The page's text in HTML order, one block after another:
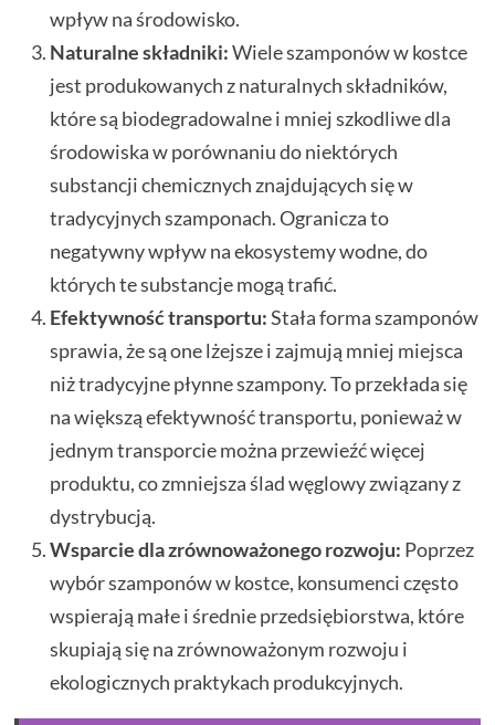
wpływ na środowisko.
Naturalne składniki:Wiele szamponów w kostce
jest produkowanych z naturalnych składników,
które są biodegradowalne i mniej szkodliwe dla
środowiska w porównaniu do niektórych
substancji chemicznych znajdujących się w
tradycyjnych szamponach. Ogranicza to
negatywny wpływ na ekosystemy wodne, do
których te substancje mogą trafić.
Efektywność transportu:Stała forma szamponów
sprawia, że są one lżejsze i zajmują mniej miejsca
niż tradycyjne płynne szampony. To przekłada się
na większą efektywność transportu, ponieważ w
jednym transporcie można przewieźć więcej
produktu, co zmniejsza ślad węglowy związany z
dystrybucją.
Wsparcie dla zrównoważonego rozwoju: Poprzez
wybór szamponów w kostce, konsumenci często
wspierają małe i średnie przedsiębiorstwa, które
skupiają się na zrównoważonym rozwoju i
ekologicznych praktykach produkcyjnych.